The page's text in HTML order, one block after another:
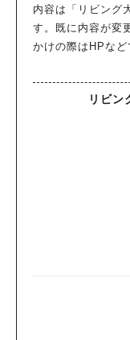
内容は「リビング
す。既に内容が変
かけの際はHPな
リビン